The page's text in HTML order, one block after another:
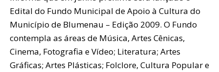
Edital do Fundo Municipal de Apoio à Cultura do
Município de Blumenau – Edição 2009. O Fundo
contempla as áreas de Música, Artes Cênicas,
Cinema, Fotografia e Vídeo; Literatura; Artes
Gráficas; Artes Plásticas; Folclore, Cultura Popular e